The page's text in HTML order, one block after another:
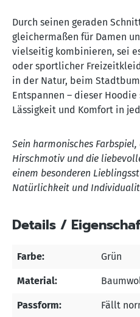
Durch seinen geraden
gleichermaßen für Damen
vielseitig kombinieren, sei
oder sportlicher
in der Natur, beim
Entspannen – dieser
Lässigkeit und Komfort in
Sein harmonisches
Hirschmotiv und die
einem besonderen
Natürlichkeit und
Details /
Farbe: Grün
Material:
Passform: Fällt